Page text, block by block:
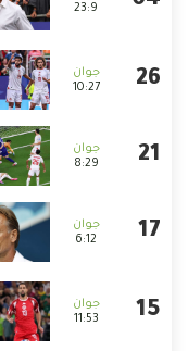
23:9
10:27
8:29
6:12
11:53